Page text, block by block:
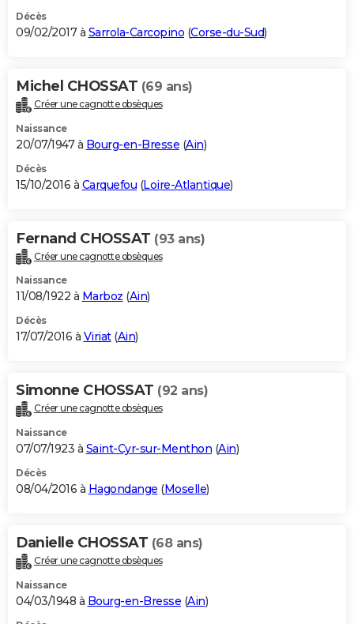
Décès
09/02/2017 à Sarrola-Carcopino (Corse-du-Sud)
Michel CHOSSAT (69 ans)
Créer une cagnotte obsèques
Naissance
20/07/1947 à Bourg-en-Bresse (Ain)
Décès
15/10/2016 à Carquefou (Loire-Atlantique)
Fernand CHOSSAT (93 ans)
Créer une cagnotte obsèques
Naissance
11/08/1922 à Marboz (Ain)
Décès
17/07/2016 à Viriat(Ain)
Simonne CHOSSAT (92 ans)
Créer une cagnotte obsèques
Naissance
07/07/1923 à Saint-Cyr-sur-Menthon (Ain)
Décès
08/04/2016 à Hagondange (Moselle)
Danielle CHOSSAT (68 ans)
Créer une cagnotte obsèques
Naissance
04/03/1948 à Bourg-en-Bresse (Ain)